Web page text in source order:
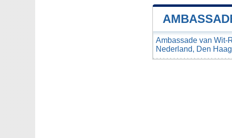
Ambassade van Wit-
Nederland, Den Haag